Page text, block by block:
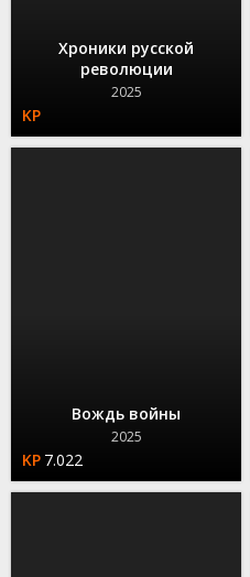
Хроники русской
революции
2025
Вождь войны
2025
7.022